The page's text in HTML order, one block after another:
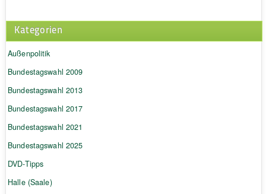
Kategorien
Außenpolitik
Bundestagswahl 2009
Bundestagswahl 2013
Bundestagswahl 2017
Bundestagswahl 2021
Bundestagswahl 2025
DVD-Tipps
Halle (Saale)